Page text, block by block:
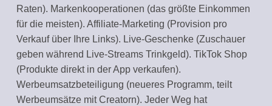
Raten). Markenkooperationen (das größte Einkommen
für die meisten). Affiliate-Marketing (Provision pro
Verkauf über Ihre Links). Live-Geschenke (Zuschauer
geben während Live-Streams Trinkgeld). TikTok Shop
(Produkte direkt in der App verkaufen).
Werbeumsatzbeteiligung (neueres Programm, teilt
Werbeumsätze mit Creatorn). Jeder Weg hat